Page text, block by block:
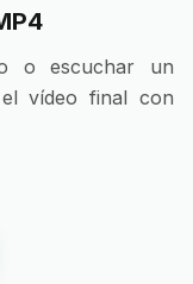
o escuchar un
vídeo final con